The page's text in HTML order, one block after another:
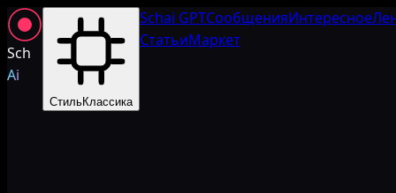
Sch
Ai
СтильКлассика
Schai GPTСообщенияИнтересное
СтатьиМаркет